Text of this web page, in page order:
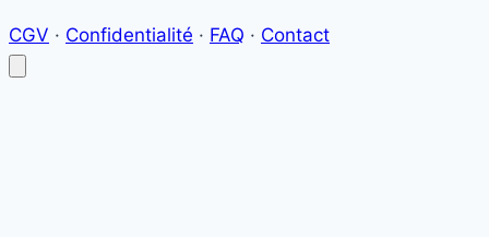
CGV · Confidentialité · FAQ · Contact